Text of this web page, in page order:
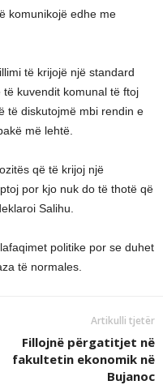
komunikojë edhe me
të krijojë një standard
kuvendit komunal të ftoj
të diskutojmë mbi rendin e
më lehtë.
që të krijoj një
por kjo nuk do të thotë që
Salihu.
politike por se duhet
të normales.
Artikulli tjetër
Fillojnë përgatitjet në
fakultetin ekonomik në
Bujanoc